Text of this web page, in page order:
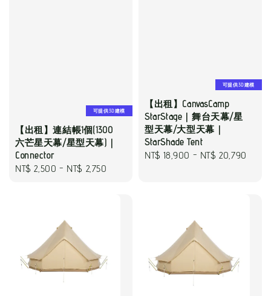
可提供3D建模
【出租】連結帳1個(1300
六芒星天幕/星型天幕)｜
Connector
Regular
NT$ 2,500 - NT$ 2,750
可提供3D建模
【出租】CanvasCamp
StarStage｜舞台天幕/星
型天幕/大型天幕｜
StarShade Tent
Regular
NT$ 18,900 - NT$ 20,790